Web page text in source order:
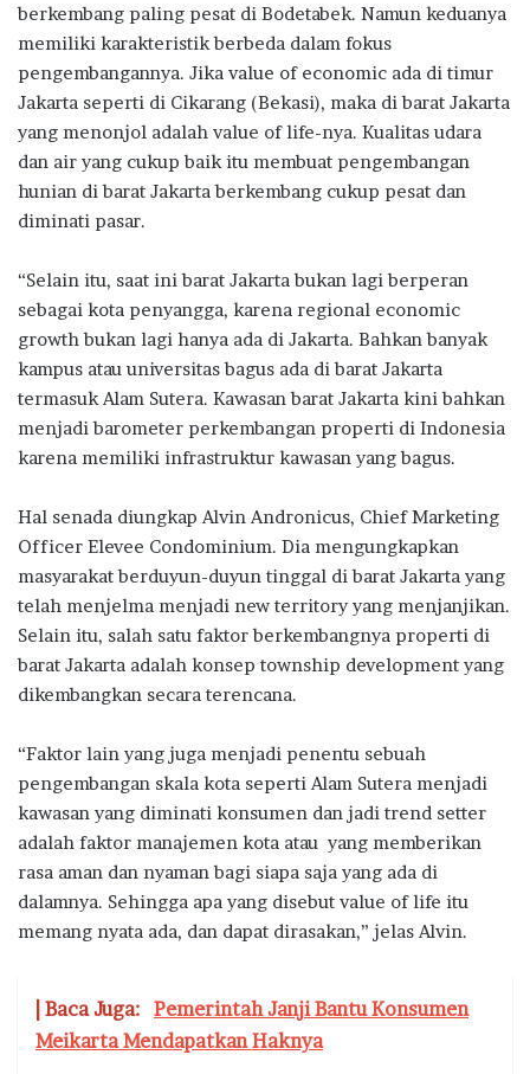
berkembang paling pesat di Bodetabek. Namun keduanya
memiliki karakteristik berbeda dalam fokus
pengembangannya. Jika value of economic ada di timur
Jakarta seperti di Cikarang (Bekasi), maka di barat Jakarta
yang menonjol adalah value of life-nya. Kualitas udara
dan air yang cukup baik itu membuat pengembangan
hunian di barat Jakarta berkembang cukup pesat dan
diminati pasar.
“Selain itu, saat ini barat Jakarta bukan lagi berperan
sebagai kota penyangga, karena regional economic
growth bukan lagi hanya ada di Jakarta. Bahkan banyak
kampus atau universitas bagus ada di barat Jakarta
termasuk Alam Sutera. Kawasan barat Jakarta kini bahkan
menjadi barometer perkembangan properti di Indonesia
karena memiliki infrastruktur kawasan yang bagus.
Hal senada diungkap Alvin Andronicus, Chief Marketing
Officer Elevee Condominium. Dia mengungkapkan
masyarakat berduyun-duyun tinggal di barat Jakarta yang
telah menjelma menjadi new territory yang menjanjikan.
Selain itu, salah satu faktor berkembangnya properti di
barat Jakarta adalah konsep township development yang
dikembangkan secara terencana.
“Faktor lain yang juga menjadi penentu sebuah
pengembangan skala kota seperti Alam Sutera menjadi
kawasan yang diminati konsumen dan jadi trend setter
adalah faktor manajemen kota atau yang memberikan
rasa aman dan nyaman bagi siapa saja yang ada di
dalamnya. Sehingga apa yang disebut value of life itu
memang nyata ada, dan dapat dirasakan,” jelas Alvin.
| Baca Juga: Pemerintah Janji Bantu Konsumen
Meikarta Mendapatkan Haknya